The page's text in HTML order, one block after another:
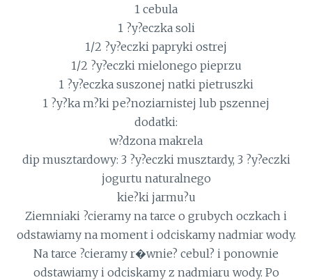
1 cebula
1 ?y?eczka soli
1/2 ?y?eczki papryki ostrej
1/2 ?y?eczki mielonego pieprzu
1 ?y?eczka suszonej natki pietruszki
1 ?y?ka m?ki pe?noziarnistej lub pszennej
dodatki:
w?dzona makrela
dip musztardowy: 3 ?y?eczki musztardy, 3 ?y?eczki
jogurtu naturalnego
kie?ki jarmu?u
Ziemniaki ?cieramy na tarce o grubych oczkach i
odstawiamy na moment i odciskamy nadmiar wody.
Na tarce ?cieramy r�wnie? cebul? i ponownie
odstawiamy i odciskamy z nadmiaru wody. Po